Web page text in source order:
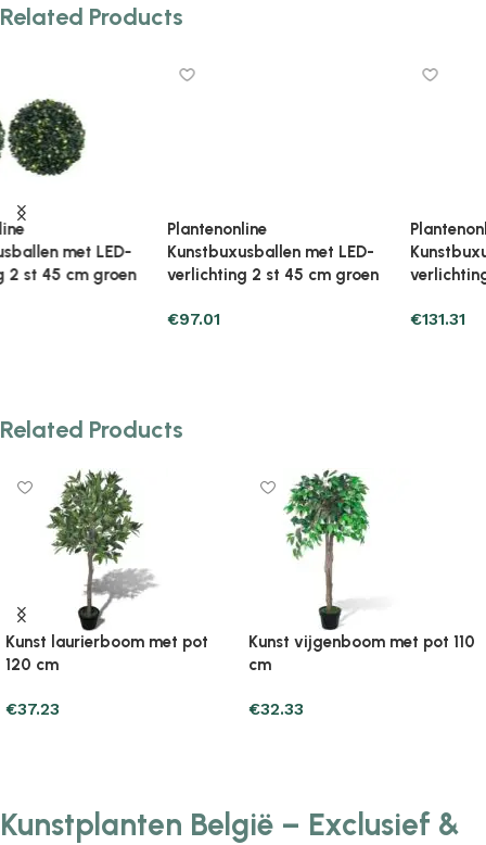
Related Products
Plantenonline
Kunstbuxusballen met LED-
verlichting 2 st 45 cm groen
Plantenonline
Kunstbuxusballen met LED-
verlichting 2 st 52 cm groen
Related Products
Kunst laurierboom met pot
120 cm
€37.23
Kunst vijgenboom met pot 110
cm
€32.33
Kunstplanten België – Exclusief &